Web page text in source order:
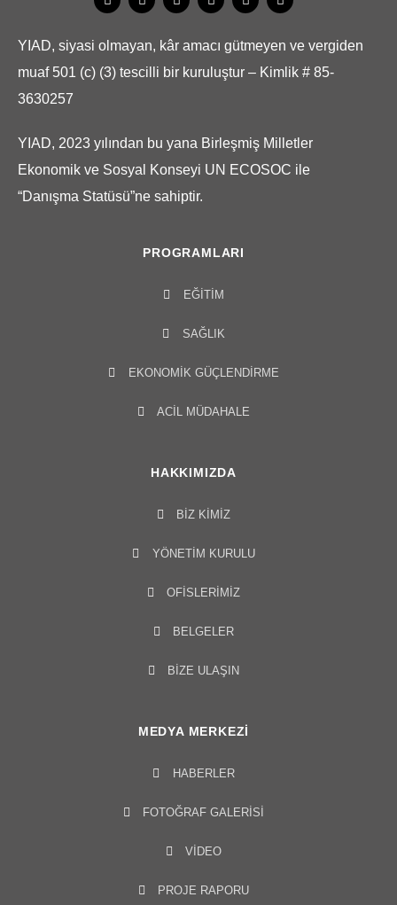
YIAD, siyasi olmayan, kâr amacı gütmeyen ve vergiden
muaf 501 (c) (3) tescilli bir kuruluştur – Kimlik # 85-
3630257
YIAD, 2023 yılından bu yana Birleşmiş Milletler
Ekonomik ve Sosyal Konseyi UN ECOSOC ile
“Danışma Statüsü”ne sahiptir.
PROGRAMLARI
EĞITIM
SAĞLIK
EKONOMIK GÜÇLENDIRME
ACIL MÜDAHALE
HAKKIMIZDA
BIZ KIMIZ
YÖNETIM KURULU​
OFISLERIMIZ
BELGELER
BİZE ULAŞIN
MEDYA MERKEZI
HABERLER
FOTOĞRAF GALERISI
VIDEO
PROJE RAPORU